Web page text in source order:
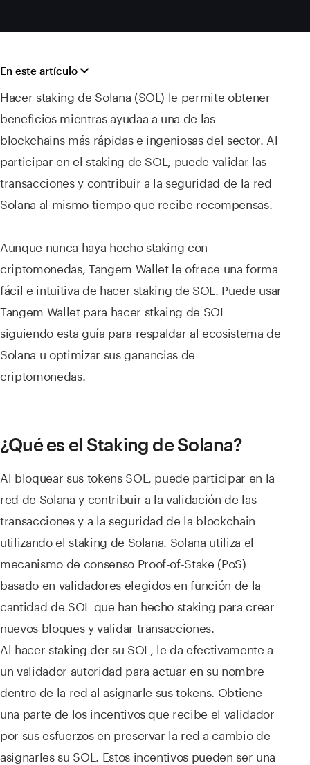
En este artículo
Hacer staking de Solana (SOL) le permite obtener
beneficios mientras ayudaa a una de las
blockchains más rápidas e ingeniosas del sector. Al
participar en el staking de SOL, puede validar las
transacciones y contribuir a la seguridad de la red
Solana al mismo tiempo que recibe recompensas.
Aunque nunca haya hecho staking con
criptomonedas, Tangem Wallet le ofrece una forma
fácil e intuitiva de hacer staking de SOL. Puede usar
Tangem Wallet para hacer stkaing de SOL
siguiendo esta guía para respaldar al ecosistema de
Solana u optimizar sus ganancias de
criptomonedas.
¿Qué es el Staking de Solana?
Al bloquear sus tokens SOL, puede participar en la
red de Solana y contribuir a la validación de las
transacciones y a la seguridad de la blockchain
utilizando el staking de Solana. Solana utiliza el
mecanismo de consenso Proof-of-Stake (PoS)
basado en validadores elegidos en función de la
cantidad de SOL que han hecho staking para crear
nuevos bloques y validar transacciones.
Al hacer staking der su SOL, le da efectivamente a
un validador autoridad para actuar en su nombre
dentro de la red al asignarle sus tokens. Obtiene
una parte de los incentivos que recibe el validador
por sus esfuerzos en preservar la red a cambio de
asignarles su SOL. Estos incentivos pueden ser una